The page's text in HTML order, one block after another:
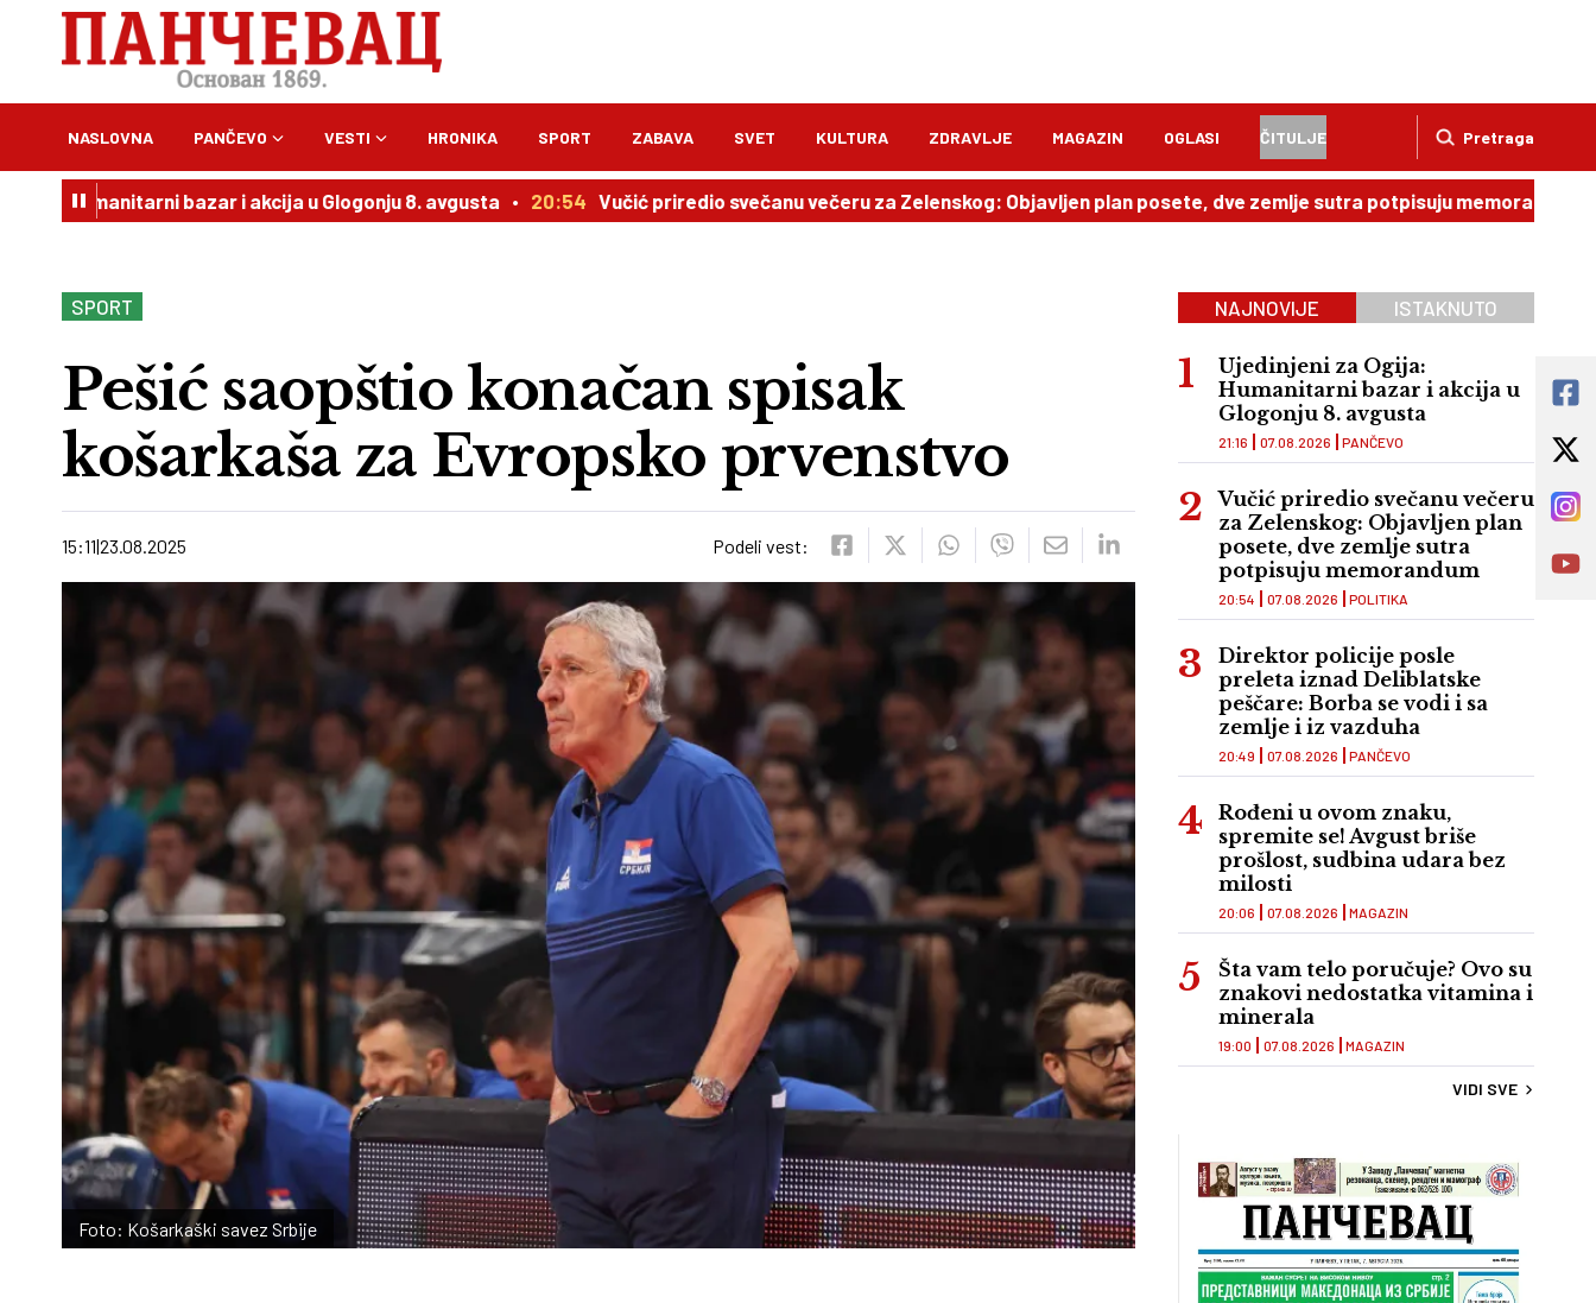
Pretraga
NASLOVNA PANČEVO VESTI HRONIKA SPORT ZABAVA SVET KULTURA ZDRAVLJE MAGAZIN OGLASI ČITULJE
bazar i akcija u Glogonju 8. avgusta 20:54 Vučić priredio svečanu večeru za Zelenskog: Objavljen plan posete, dve zemlje sutra potpisuju memorandum 20:49
SPORT
Pešić saopštio konačan spisak
košarkaša za Evropsko prvenstvo
15:11 23.08.2025 Podeli vest:
Foto: Košarkaški savez Srbije
NAJNOVIJE ISTAKNUTO
Ujedinjeni za Ogija:
Humanitarni bazar i akcija u
Glogonju 8. avgusta
PANČEVO
21:16 07.08.2026
Vučić priredio svečanu večeru
za Zelenskog: Objavljen plan
posete, dve zemlje sutra
potpisuju memorandum
POLITIKA
20:54 07.08.2026
Direktor policije posle
preleta iznad Deliblatske
peščare: Borba se vodi i sa
zemlje i iz vazduha
PANČEVO
20:49 07.08.2026
Rođeni u ovom znaku,
spremite se! Avgust briše
prošlost, sudbina udara bez
milosti
MAGAZIN
20:06 07.08.2026
Šta vam telo poručuje? Ovo su
znakovi nedostatka vitamina i
minerala
MAGAZIN
19:00 07.08.2026
VIDI SVE